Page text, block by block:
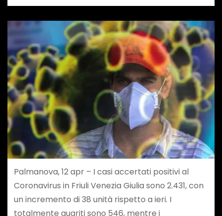
Palmanova, 12 apr – I casi accertati positivi al
Coronavirus in Friuli Venezia Giulia sono 2.431, con
un incremento di 38 unità rispetto a ieri. I
totalmente guariti sono 546, mentre i